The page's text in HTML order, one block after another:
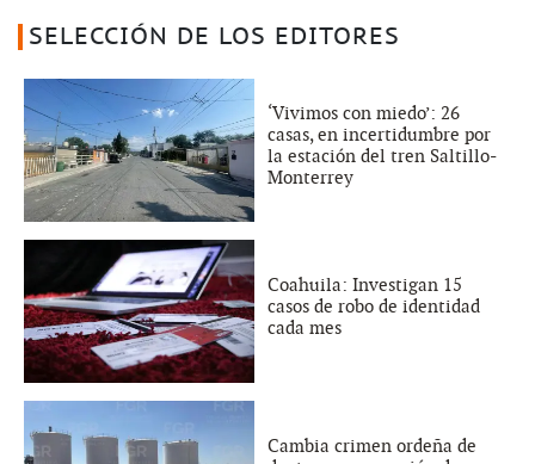
SELECCIÓN DE LOS EDITORES
‘Vivimos con miedo’: 26
casas, en incertidumbre por
la estación del tren Saltillo-
Monterrey
Coahuila: Investigan 15
casos de robo de identidad
cada mes
Cambia crimen ordeña de